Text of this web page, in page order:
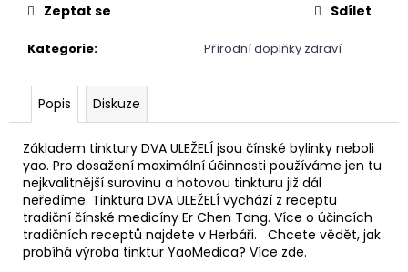
Kategorie: Přírodní doplňky zdraví
Zeptat se Sdílet
Popis Diskuze
Základem tinktury DVA ULEŽELÍ jsou čínské bylinky neboli
yao. Pro dosažení maximální účinnosti používáme jen tu
nejkvalitnější surovinu a hotovou tinkturu již dál
neředíme. Tinktura DVA ULEŽELÍ vychází z receptu
tradiční čínské medicíny Er Chen Tang. Více o účincích
tradičních receptů najdete v Herbáři. Chcete vědět, jak
probíhá výroba tinktur YaoMedica? Více zde.
č
m
e
APATIT
SRDCE
695
Kč